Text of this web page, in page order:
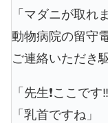
「マダニが取れ
動物病院の留守
ご連絡いただき
「先生❗️ここです‼️
「乳首ですね」